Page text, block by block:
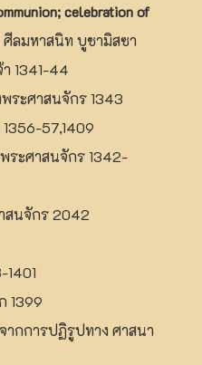
celebration of
ลมหาสนิท บูชามิสซา
1341-44
ะศาสนจักร 1343
57,1409
ะศาสนจักร 1342-
จักร 2042
การปฏิรูปทาง ศาสนา